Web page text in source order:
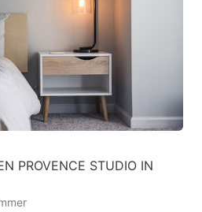
PROVENCE STUDIO IN